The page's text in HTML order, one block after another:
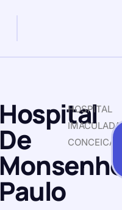
Hospital
De
Paulo
HOSPITAL
IMACULADA
CONCEICAO